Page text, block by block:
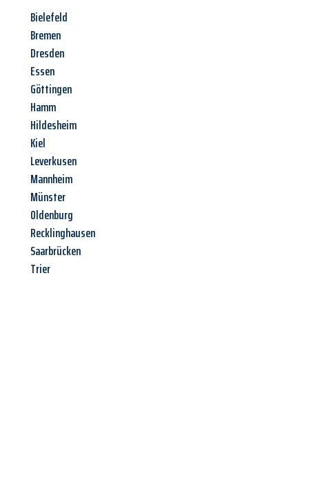
Bielefeld
Bremen
Dresden
Essen
Göttingen
Hamm
Hildesheim
Kiel
Leverkusen
Mannheim
Münster
Oldenburg
Recklinghausen
Saarbrücken
Trier